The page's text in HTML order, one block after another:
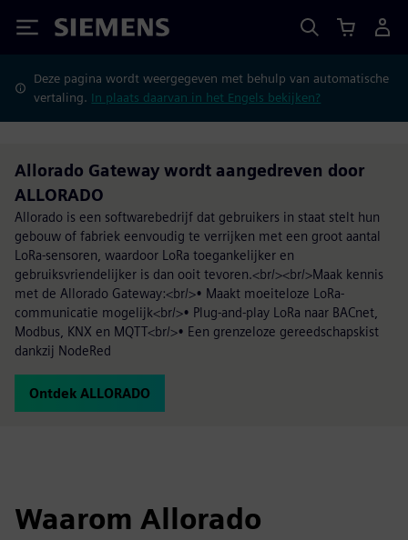
Siemens
Deze pagina wordt weergegeven met behulp van automatische
vertaling. In plaats daarvan in het Engels bekijken?
Allorado Gateway wordt aangedreven door
ALLORADO
Allorado is een softwarebedrijf dat gebruikers in staat stelt hun
gebouw of fabriek eenvoudig te verrijken met een groot aantal
LoRa-sensoren, waardoor LoRa toegankelijker en
gebruiksvriendelijker is dan ooit tevoren.<br/><br/>Maak kennis
met de Allorado Gateway:<br/>• Maakt moeiteloze LoRa-
communicatie mogelijk<br/>• Plug-and-play LoRa naar BACnet,
Modbus, KNX en MQTT<br/>• Een grenzeloze gereedschapskist
dankzij NodeRed
Ontdek ALLORADO
Waarom Allorado